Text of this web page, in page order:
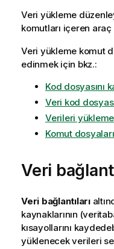
Veri yükleme
komutları içeren araç
Veri yükleme komut
edinmek için bkz.:
Kod dosyasını
Veri kod
Verileri
Komut
Veri
Veri bağlantıları
kaynaklarının
kısayollarını
yüklenecek verileri